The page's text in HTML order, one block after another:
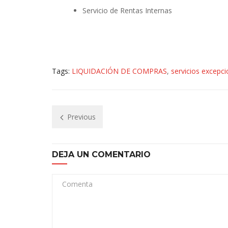
Servicio de Rentas Internas
Tags: LIQUIDACIÓN DE COMPRAS, servicios
Previous
DEJA UN COMENTARIO
Comenta